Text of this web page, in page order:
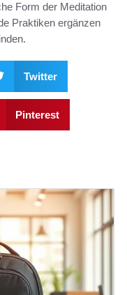
Form der Meditation
Praktiken ergänzen
Twitter
Pinterest